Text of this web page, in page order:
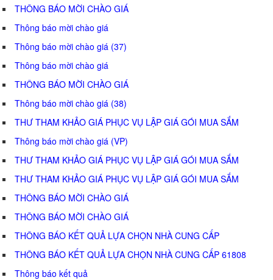
THÔNG BÁO MỜI CHÀO GIÁ
Thông báo mời chào giá
Thông báo mời chào giá (37)
Thông báo mời chào giá
THÔNG BÁO MỜI CHÀO GIÁ
Thông báo mời chào giá (38)
THƯ THAM KHẢO GIÁ PHỤC VỤ LẬP GIÁ GÓI MUA SẮM
Thông báo mời chào giá (VP)
THƯ THAM KHẢO GIÁ PHỤC VỤ LẬP GIÁ GÓI MUA SẮM
THƯ THAM KHẢO GIÁ PHỤC VỤ LẬP GIÁ GÓI MUA SẮM
THÔNG BÁO MỜI CHÀO GIÁ
THÔNG BÁO MỜI CHÀO GIÁ
THÔNG BÁO KẾT QUẢ LỰA CHỌN NHÀ CUNG CẤP
THÔNG BÁO KẾT QUẢ LỰA CHỌN NHÀ CUNG CẤP 61808
Thông báo kết quả